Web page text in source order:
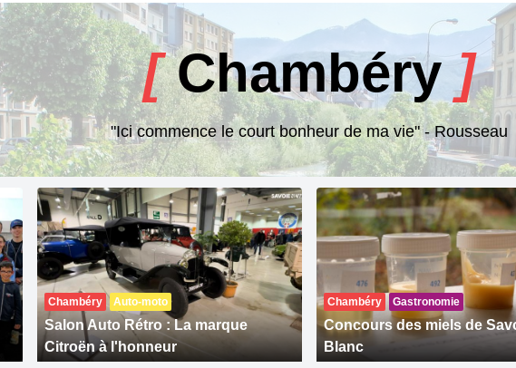
[Chambéry]
"Ici commence le court bonheur de ma vie" - Rousseau
Chambéry Auto-moto
Salon Auto Rétro : La marque
Citroën à l'honneur
Chambéry Gastronomie
Concours des miels de
Blanc